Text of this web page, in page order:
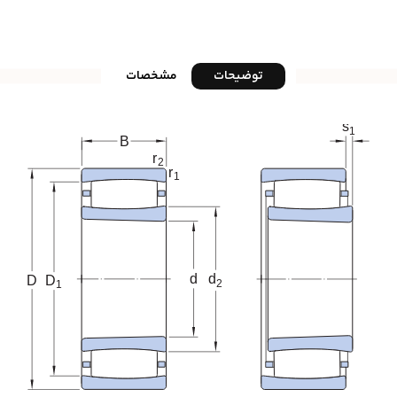
توضیحات مشخصات